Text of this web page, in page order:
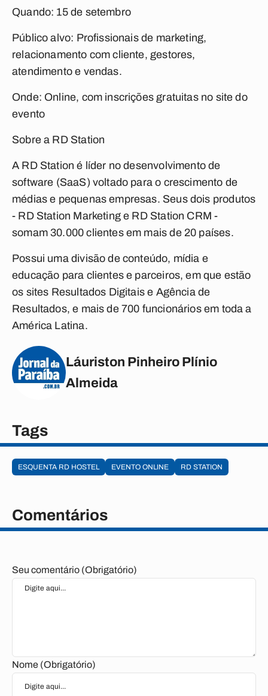
Quando: 15 de setembro
Público alvo: Profissionais de marketing,
relacionamento com cliente, gestores,
atendimento e vendas.
Onde: Online, com inscrições gratuitas no site do
evento
Sobre a RD Station
A RD Station é líder no desenvolvimento de
software (SaaS) voltado para o crescimento de
médias e pequenas empresas. Seus dois produtos
- RD Station Marketing e RD Station CRM -
somam 30.000 clientes em mais de 20 países.
Possui uma divisão de conteúdo, mídia e
educação para clientes e parceiros, em que estão
os sites Resultados Digitais e Agência de
Resultados, e mais de 700 funcionários em toda a
América Latina.
Láuriston Pinheiro Plínio
Almeida
Tags
ESQUENTA RD HOSTEL EVENTO ONLINE RD STATION
Comentários
Seu comentário (Obrigatório)
Nome (Obrigatório)